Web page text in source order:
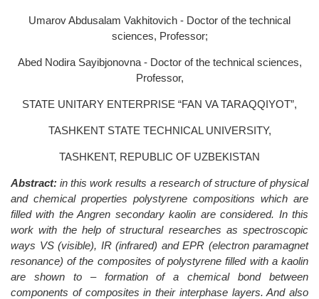
Umarov Abdusalam Vakhitovich - Doctor of the technical
sciences, Professor;
Abed Nodira Sayibjonovna - Doctor of the technical sciences,
Professor,
STATE UNITARY ENTERPRISE “FAN VA TARAQQIYOT”,
TASHKENT STATE TECHNICAL UNIVERSITY,
TASHKENT, REPUBLIC OF UZBEKISTAN
Abstract: in this work results a research of structure of physical
and chemical properties polystyrene compositions which are
filled with the Angren secondary kaolin are considered. In this
work with the help of structural researches as spectroscopic
ways VS (visible), IR (infrared) and EPR (electron paramagnet
resonance) of the composites of polystyrene filled with a kaolin
are shown to – formation of a chemical bond between
components of composites in their interphase layers. And also